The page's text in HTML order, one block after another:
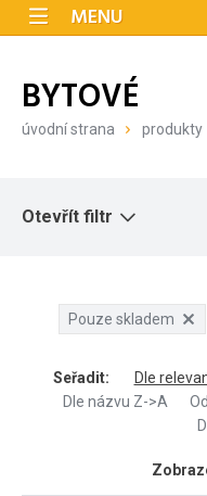
MENU
BYTOVÉ
úvodní strana produkty
Otevřít filtr
Pouze skladem
Seřadit: Dle
Dle názvu Z->A